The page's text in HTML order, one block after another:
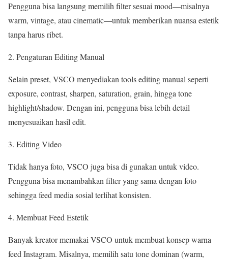
Pengguna bisa langsung memilih filter sesuai mood—misalnya
warm, vintage, atau cinematic—untuk memberikan nuansa estetik
tanpa harus ribet.
Pengaturan Editing Manual
Selain preset, VSCO menyediakan tools editing manual seperti
exposure, contrast, sharpen, saturation, grain, hingga tone
highlight/shadow. Dengan ini, pengguna bisa lebih detail
menyesuaikan hasil edit.
Editing Video
Tidak hanya foto, VSCO juga bisa di gunakan untuk video.
Pengguna bisa menambahkan filter yang sama dengan foto
sehingga feed media sosial terlihat konsisten.
Membuat Feed Estetik
Banyak kreator memakai VSCO untuk membuat konsep warna
feed Instagram. Misalnya, memilih satu tone dominan (warm,